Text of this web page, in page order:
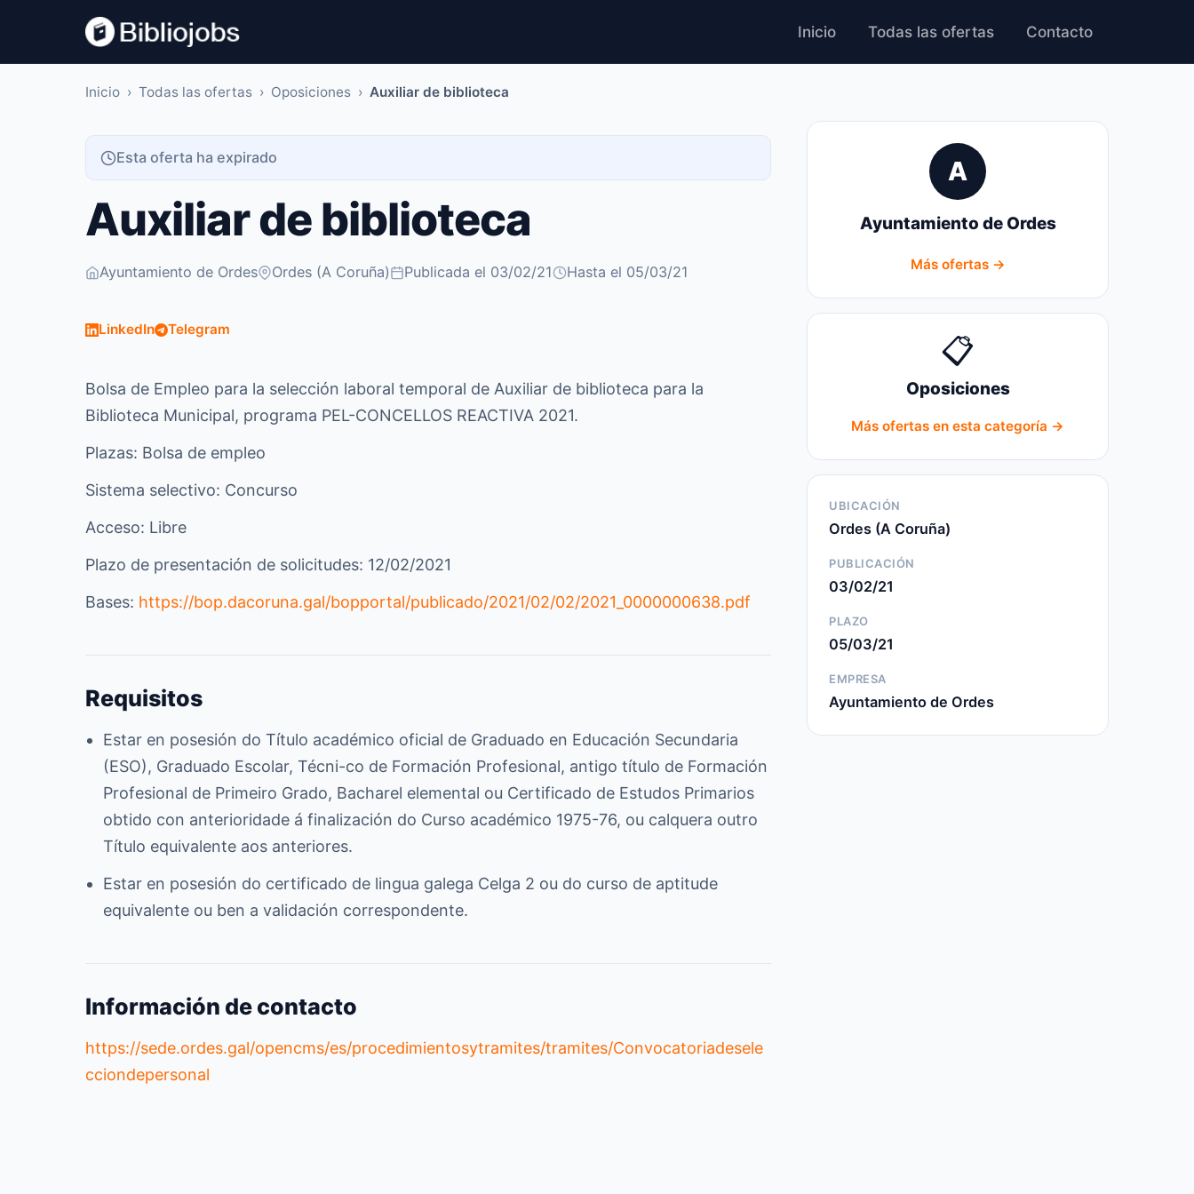
Inicio Todas las ofertas Contacto
Inicio › Todas las ofertas › Oposiciones › Auxiliar de biblioteca
Esta oferta ha expirado
Auxiliar de biblioteca
Ayuntamiento de Ordes Ordes (A Coruña) Publicada el 03/02/21 Hasta el 05/03/21
LinkedIn Telegram
Bolsa de Empleo para la selección laboral temporal de Auxiliar de biblioteca para la
Biblioteca Municipal, programa PEL-CONCELLOS REACTIVA 2021.
Plazas: Bolsa de empleo
Sistema selectivo: Concurso
Acceso: Libre
Plazo de presentación de solicitudes: 12/02/2021
Bases: https://bop.dacoruna.gal/bopportal/publicado/2021/02/02/2021_0000000638.pdf
Requisitos
Estar en posesión do Título académico oficial de Graduado en Educación Secundaria
(ESO), Graduado Escolar, Técni-co de Formación Profesional, antigo título de Formación
Profesional de Primeiro Grado, Bacharel elemental ou Certificado de Estudos Primarios
obtido con anterioridade á finalización do Curso académico 1975-76, ou calquera outro
Título equivalente aos anteriores.
Estar en posesión do certificado de lingua galega Celga 2 ou do curso de aptitude
equivalente ou ben a validación correspondente.
Información de contacto
https://sede.ordes.gal/opencms/es/procedimientosytramites/tramites/Convocatoriadesele
cciondepersonal
A
Ayuntamiento de Ordes
Más ofertas →
📋
Oposiciones
Más ofertas en esta categoría →
UBICACIÓN
Ordes (A Coruña)
PUBLICACIÓN
03/02/21
PLAZO
05/03/21
EMPRESA
Ayuntamiento de Ordes